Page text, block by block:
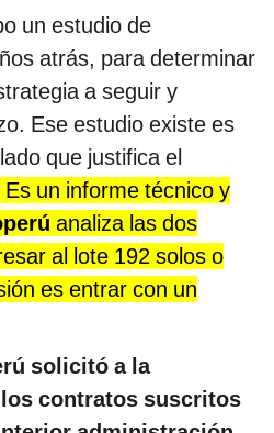
un estudio de
atrás, para determinar
a seguir y
Ese estudio existe es
que justifica el
Es un informe técnico y
analiza las dos
al lote 192 solos o
es entrar con un
solicitó a la
contratos suscritos